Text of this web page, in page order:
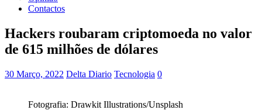
Contactos
Hackers roubaram criptomoeda no valor
de 615 milhões de dólares
30 Março, 2022 Delta Diario Tecnologia 0
Fotografia: Drawkit Illustrations/Unsplash